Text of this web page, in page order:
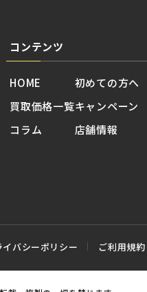
コンテンツ
HOME
買取価格一覧
コラム
初めての方へ
キャンペーン
店舗情報
イバシーポリシー ご利用規約